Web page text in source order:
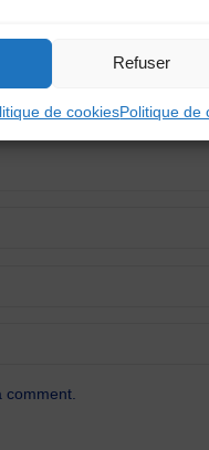
Refuser
de cookiesPolitique de